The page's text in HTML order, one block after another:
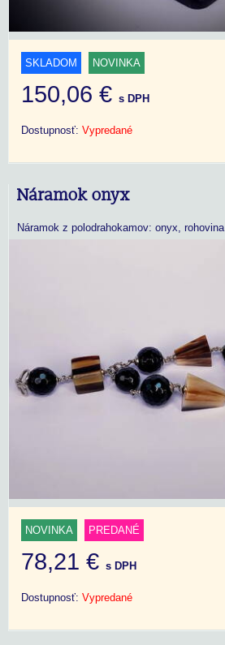
SKLADOM NOVINKA
150,06 € s DPH
Dostupnosť: Vypredané
Náramok onyx
Náramok z polodrahokamov: onyx, rohovina
NOVINKA PREDANÉ
78,21 € s DPH
Dostupnosť: Vypredané